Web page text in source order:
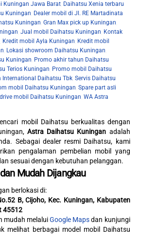
Kuningan Jawa Barat Daihatsu Xenia terbaru
Kuningan Dealer mobil di Jl. RE Martadinata
Kuningan ,Gran Max pick up Kuningan
,Jual mobil Daihatsu Kuningan Kontak
Kredit mobil Ayla Kuningan Kredit mobil
Lokasi showroom Daihatsu Kuningan
Kuningan Promo akhir tahun Daihatsu
Terios Kuningan Promo mobil Daihatsu
International Daihatsu Tbk ,Servis Daihatsu
mobil Daihatsu Kuningan ,Spare part asli
mobil Daihatsu Kuningan ,WA Astra
mobil Daihatsu berkualitas dengan
Astra Daihatsu Kuningan adalah
Sebagai dealer resmi Daihatsu, kami
pengalaman pembelian mobil yang
sesuai dengan kebutuhan pelanggan.
Mudah Dijangkau
berlokasi di:
B, Cijoho, Kec. Kuningan, Kabupaten
45512
mudah melaluiGoogle Mapsdan kunjungi
melihat berbagai model mobil Daihatsu